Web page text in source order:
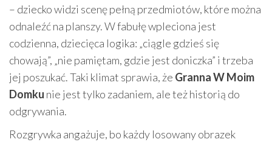
– dziecko widzi scenę pełną przedmiotów, które można
odnaleźć na planszy. W fabułę wpleciona jest
codzienna, dziecięca logika: „ciągle gdzieś się
chowają”, „nie pamiętam, gdzie jest doniczka” i trzeba
jej poszukać. Taki klimat sprawia, że Granna W Moim
Domku nie jest tylko zadaniem, ale też historią do
odgrywania.
Rozgrywka angażuje, bo każdy losowany obrazek